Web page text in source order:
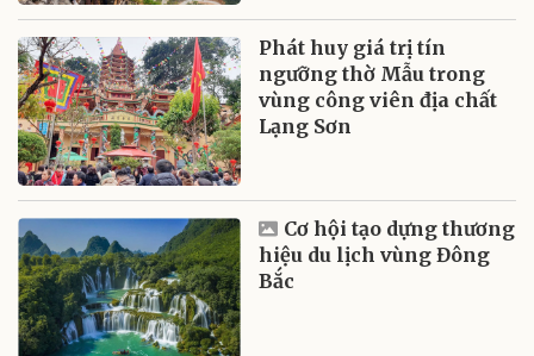
Phát huy giá trị tín
ngưỡng thờ Mẫu trong
vùng công viên địa chất
Lạng Sơn
Cơ hội tạo dựng thương
hiệu du lịch vùng Đông
Bắc